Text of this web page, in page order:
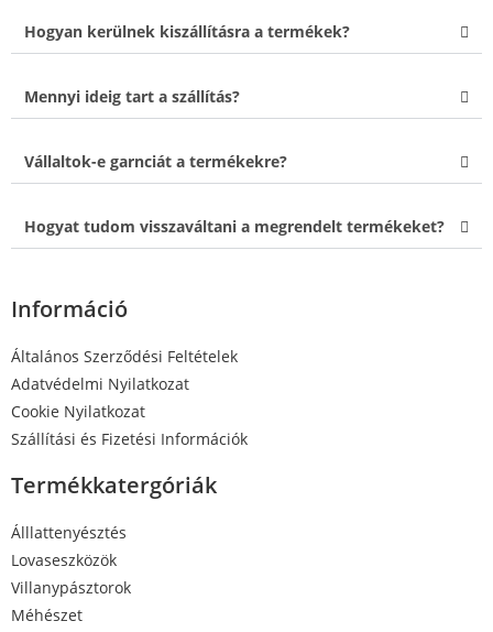
Hogyan kerülnek kiszállításra a termékek?
Mennyi ideig tart a szállítás?
Vállaltok-e garnciát a termékekre?
Hogyat tudom visszaváltani a megrendelt termékeket?
Információ
Általános Szerződési Feltételek
Adatvédelmi Nyilatkozat
Cookie Nyilatkozat
Szállítási és Fizetési Információk
Termékkatergóriák
Álllattenyésztés
Lovaseszközök
Villanypásztorok
Méhészet